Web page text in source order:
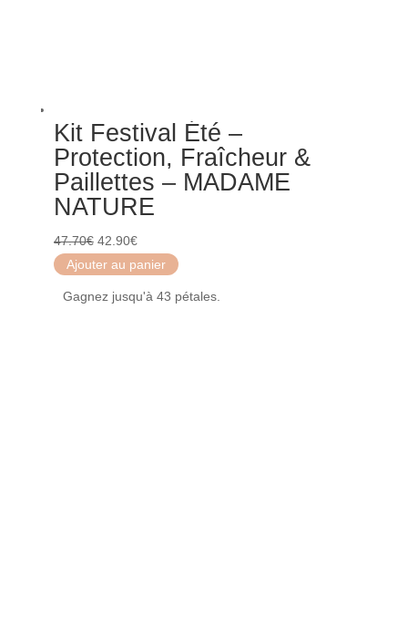
Kit Festival Été –
Protection, Fraîcheur &
Paillettes – MADAME
NATURE
47.70€ Le
prix
42.90€Le
prix
Ajouter au panier
Gagnez jusqu'à 43 pétales.